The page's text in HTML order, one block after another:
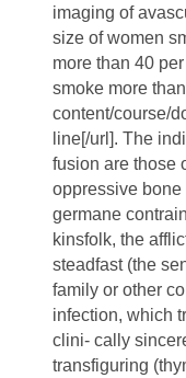
imaging of
size of women
more than 40
smoke more
content/course/
line[/url]. The
fusion are those
oppressive
germane
kinsfolk, the
steadfast (the
family or other
infection, which
clini- cally
transfiguring